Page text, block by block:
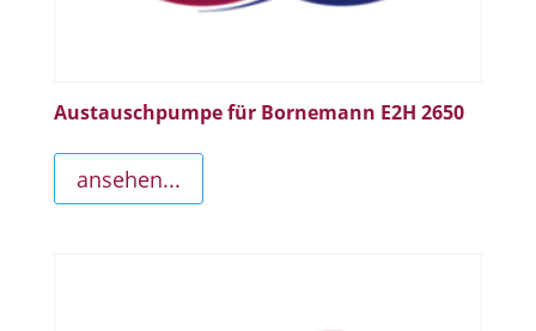
Austauschpumpe für Bornemann E2H 2650
ansehen...